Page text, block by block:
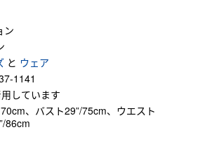
ン
と ウェア
1141
しています
、バスト29”/75cm、ウエスト
86cm